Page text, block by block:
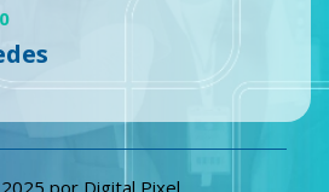
por Digital Pixel